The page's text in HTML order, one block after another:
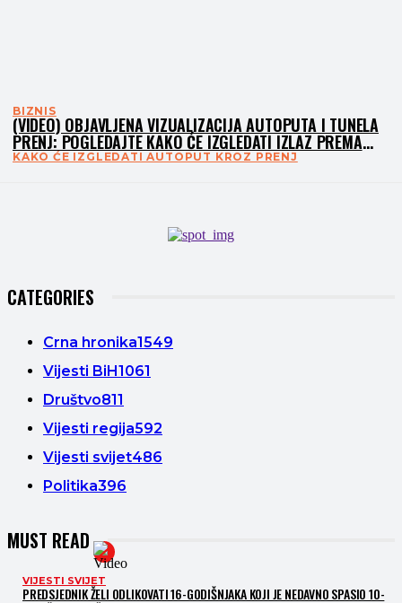
BIZNIS
(VIDEO) OBJAVLJENA VIZUALIZACIJA AUTOPUTA I TUNELA
PRENJ: POGLEDAJTE KAKO ĆE IZGLEDATI IZLAZ PREMA
MOSTARU
KAKO ĆE IZGLEDATI AUTOPUT KROZ PRENJ
CATEGORIES
Crna hronika1549
Vijesti BiH 1061
Društvo811
Vijesti regija592
Vijesti svijet486
Politika396
MUST READ
VIJESTI SVIJET
PREDSJEDNIK ŽELI ODLIKOVATI 16-GODIŠNJAKA KOJI JE NEDAVNO SPASIO 10-